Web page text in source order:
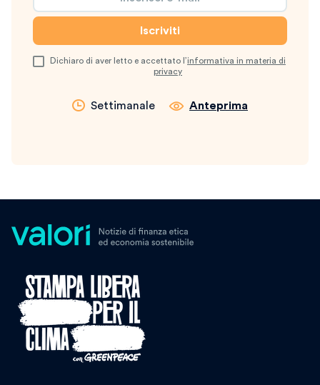
Dichiaro di aver letto e accettato l’informativa in materia di
privacy
Settimanale Anteprima